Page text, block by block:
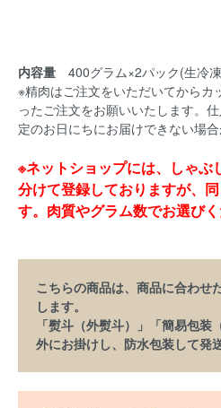
内容量 400グラム×2パック(生冷
※精肉はご注文をいただいてからカ
ったご注文をお願いいたします。
定のお日にちにお届けできない場合
※ネットショップには、しゃぶ
分けて登録しておりますが、
す。肉質やグラム数でお選びく
こちらの商品は、商品に合わせ
します。
「熨斗（外熨斗）」「簡易包
外にお掛けし、防水包装して発